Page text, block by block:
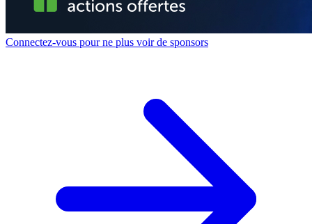
Connectez-vous pour ne plus voir de sponsors